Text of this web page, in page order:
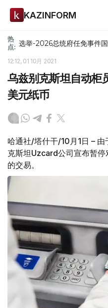
KAZINFORM
热
点: 选举-2026总统府任免事件
12:12, 01 10月 2021
乌兹别克斯坦自动柜
美元纸币
哈通社/塔什干/10月1日 –
克斯坦Uzcard公司宣布暂
的交易。